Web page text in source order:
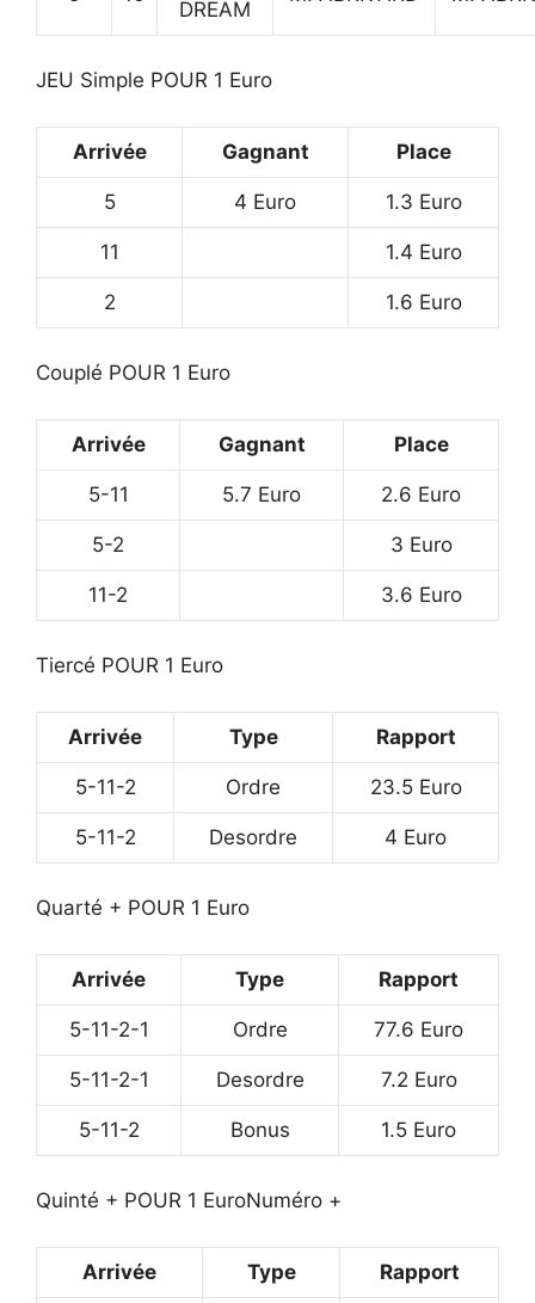
DREAM
JEU Simple POUR 1 Euro
Arrivée Gagnant Place
5 4 Euro 1.3 Euro
11 1.4 Euro
2 1.6 Euro
Couplé POUR 1 Euro
Arrivée Gagnant Place
5-11 5.7 Euro 2.6 Euro
5-2 3 Euro
11-2 3.6 Euro
Tiercé POUR 1 Euro
Arrivée Type Rapport
5-11-2 Ordre 23.5 Euro
5-11-2 Desordre 4 Euro
Quarté + POUR 1 Euro
Arrivée Type Rapport
5-11-2-1 Ordre 77.6 Euro
5-11-2-1 Desordre 7.2 Euro
5-11-2 Bonus 1.5 Euro
Quinté + POUR 1 EuroNuméro +
Arrivée Type Rapport